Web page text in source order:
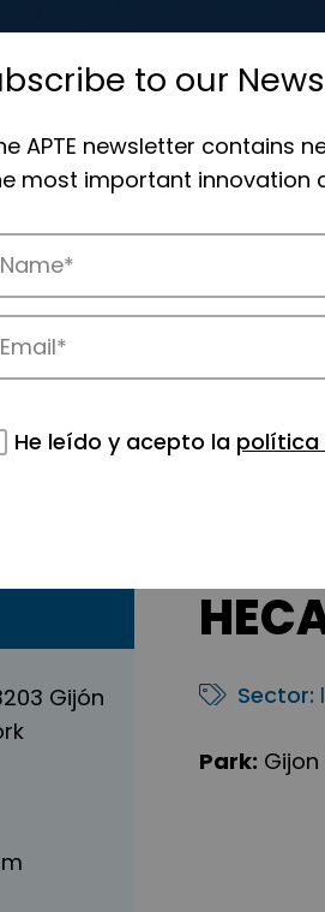
drive innovation in
Gijón
Sector:
Park:
to our
APTE newsletter contains
most important innovation
He leído y acepto la política